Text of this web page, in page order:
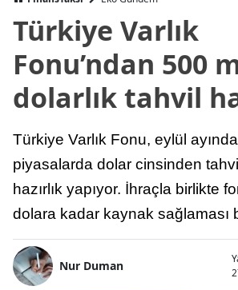
Türkiye Varlık
Fonu’ndan 500
dolarlık tahvil
Türkiye Varlık Fonu, eylül
piyasalarda dolar cinsinden
hazırlık yapıyor. İhraçla birlikte
dolara kadar kaynak sağlaması
Nur Duman